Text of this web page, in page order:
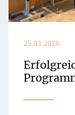
25.03.2026